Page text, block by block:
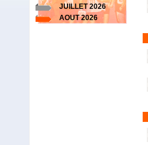
JUILLET 2026
AOUT 2026